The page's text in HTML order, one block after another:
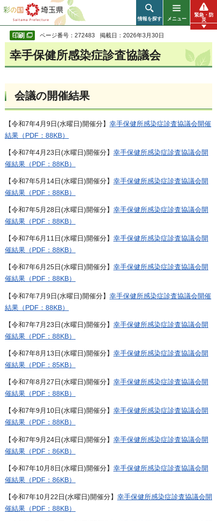
彩の国 埼玉県
情報を探す メニュー
緊急・防
災
ページ番号：272483 掲載日：2026年3月30日
幸手保健所感染症診査協議会
会議の開催結果
【令和7年4月9日(水曜日)開催分】 幸手保健所感染症診査協議会開催
結果（PDF：88KB）
【令和7年4月23日(水曜日)開催分】 幸手保健所感染症診査協議会開
催結果（PDF：88KB）
【令和7年5月14日(水曜日)開催分】 幸手保健所感染症診査協議会開
催結果（PDF：88KB）
【令和7年5月28日(水曜日)開催分】 幸手保健所感染症診査協議会開
催結果（PDF：88KB）
【令和7年6月11日(水曜日)開催分】 幸手保健所感染症診査協議会開
催結果（PDF：88KB）
【令和7年6月25日(水曜日)開催分】 幸手保健所感染症診査協議会開
催結果（PDF：88KB）
【令和7年7月9日(水曜日)開催分】 幸手保健所感染症診査協議会開催
結果（PDF：88KB）
【令和7年7月23日(水曜日)開催分】 幸手保健所感染症診査協議会開
催結果（PDF：88KB）
【令和7年8月13日(水曜日)開催分】 幸手保健所感染症診査協議会開
催結果（PDF：85KB）
【令和7年8月27日(水曜日)開催分】 幸手保健所感染症診査協議会開
催結果（PDF：88KB）
【令和7年9月10日(水曜日)開催分】 幸手保健所感染症診査協議会開
催結果（PDF：88KB）
【令和7年9月24日(水曜日)開催分】 幸手保健所感染症診査協議会開
催結果（PDF：86KB）
【令和7年10月8日(水曜日)開催分】 幸手保健所感染症診査協議会開
催結果（PDF：86KB）
【令和7年10月22日(水曜日)開催分】 幸手保健所感染症診査協議会開
催結果（PDF：88KB）